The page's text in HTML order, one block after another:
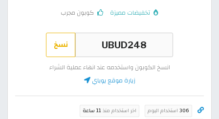
تخفيضات مميزة كوبون مجرب
نسخ
انسخ الكوبون واستخدمه عند انهاء عملية الشراء
زيارة موقع يوباي
306 استخدام اليوم اخر استخدام منذ11 ساعة